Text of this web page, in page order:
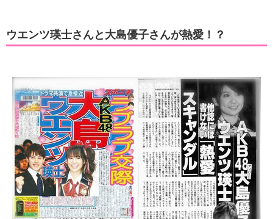
ウエンツ瑛士さんと大島優子さんが熱愛！？